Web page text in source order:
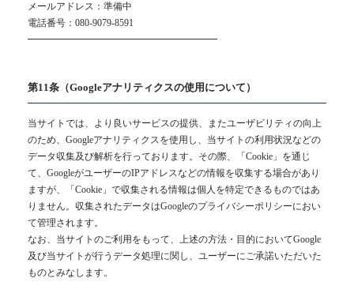
メールアドレス：準備中
電話番号：080-9079-8591
━━━━━━━━━━━━━━━━━━━━
第11条（Googleアナリティクスの使用について）
当サイトでは、より良いサービスの提供、またユーザビリティの向上
のため、Googleアナリティクスを使用し、当サイトの利用状況などの
データ収集及び解析を行っております。その際、「Cookie」を通じ
て、GoogleがユーザーのIPアドレスなどの情報を収集する場合があり
ますが、「Cookie」で収集される情報は個人を特定できるものではあ
りません。収集されたデータはGoogleのプライバシーポリシーにおい
て管理されます。
なお、当サイトのご利用をもって、上述の方法・目的においてGoogle
及び当サイトが行うデータ処理に関し、ユーザーにご承諾いただいた
ものとみなします。